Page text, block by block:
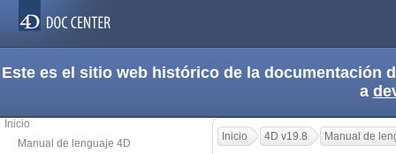
Este es el sitio web histórico de la documentación
a
Inicio
Manual de lenguaje 4D
Inicio 4D v19.8
Manual de